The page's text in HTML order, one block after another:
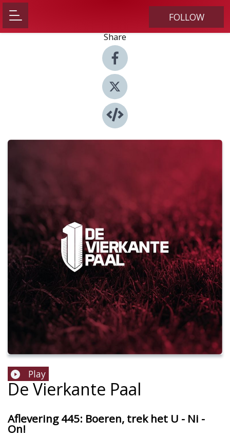
FOLLOW
Share
Play
De Vierkante Paal
Aflevering 445: Boeren, trek het U - Ni -
On!